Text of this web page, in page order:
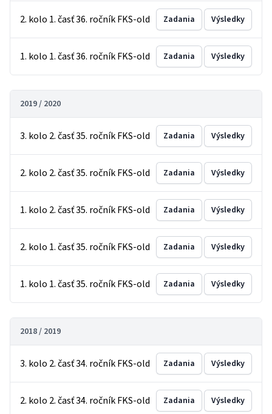
2. kolo 1. časť 36. ročník FKS-old Zadania Výsledky
1. kolo 1. časť 36. ročník FKS-old Zadania Výsledky
2019 / 2020
3. kolo 2. časť 35. ročník FKS-old Zadania Výsledky
2. kolo 2. časť 35. ročník FKS-old Zadania Výsledky
1. kolo 2. časť 35. ročník FKS-old Zadania Výsledky
2. kolo 1. časť 35. ročník FKS-old Zadania Výsledky
1. kolo 1. časť 35. ročník FKS-old Zadania Výsledky
2018 / 2019
3. kolo 2. časť 34. ročník FKS-old Zadania Výsledky
2. kolo 2. časť 34. ročník FKS-old Zadania Výsledky